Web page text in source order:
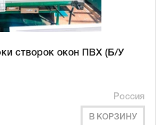
створок окон ПВХ (Б/У
Россия
В КОРЗИНУ